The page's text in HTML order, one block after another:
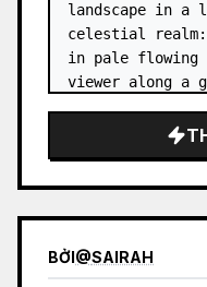
landscape in a
celestial
in pale flowing
viewer along a
rising from a
BỞI@SAIRAH